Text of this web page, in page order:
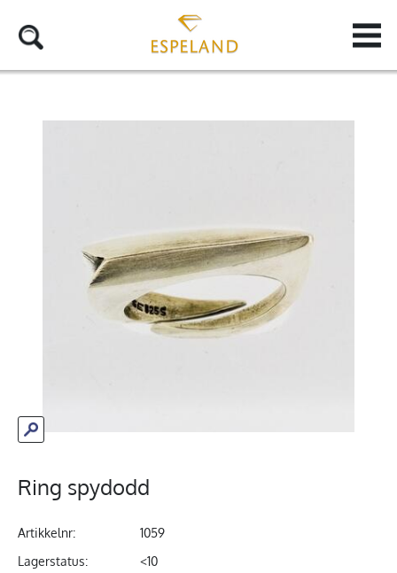
Ring spydodd
Artikkelnr:
1059
Lagerstatus:
<10